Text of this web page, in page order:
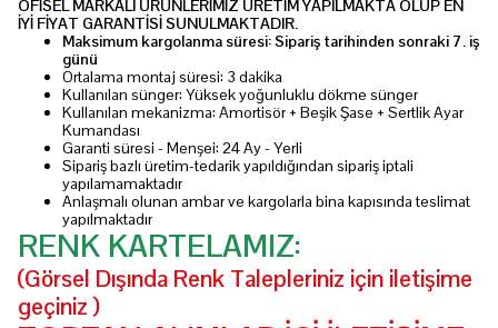
OFİSEL MARKALI ÜRÜNLERİMİZ ÜRETİM YAPILMAKTA OLUP EN
İYİ FİYAT GARANTİSİ SUNULMAKTADIR.
Maksimum kargolanma süresi: Sipariş tarihinden sonraki 7. iş
günü
Ortalama montaj süresi: 3 dakika
Kullanılan sünger: Yüksek yoğunluklu dökme sünger
Kullanılan mekanizma: Amortisör + Beşik Şase + Sertlik Ayar
Kumandası
Garanti süresi - Menşei: 24 Ay - Yerli
Sipariş bazlı üretim-tedarik yapıldığından sipariş iptali
yapılamamaktadır
Anlaşmalı olunan ambar ve kargolarla bina kapısında teslimat
yapılmaktadır
RENK KARTELAMIZ:
(Görsel Dışında Renk Talepleriniz için iletişime
geçiniz )